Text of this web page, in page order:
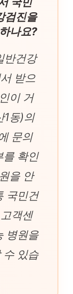
검진을
나요?
반건강
받으
이 거
1동)의
문의
를 확인
을 안
국민건
객센
병원을
수 있습